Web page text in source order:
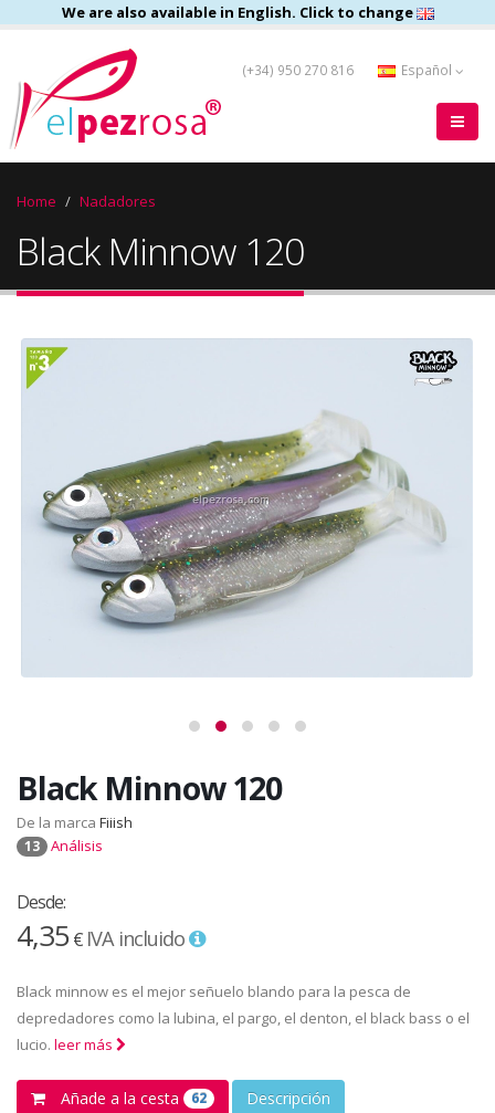
We are also available in English. Click to change
(+34) 950 270 816 Español
Home Nadadores
Black Minnow 120
Black Minnow 120
De la marca Fiiish
13 Análisis
Desde:
4,35€ IVA incluido
Black minnow es el mejor señuelo blando para la pesca de
depredadores como la lubina, el pargo, el denton, el black bass o el
lucio. leer más
Añade a la cesta 62 Descripción